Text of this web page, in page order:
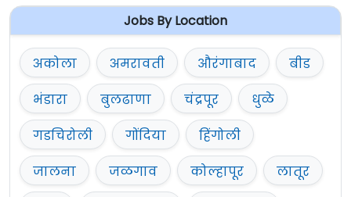
Jobs By Location
अकोला अमरावती औरंगाबाद
बीड
भंडारा
बुलढाणा चंद्रपूर
धुळे
गडचिरोली
गोंदिया
हिंगोली
जालना
जळगाव कोल्हापूर
लातूर